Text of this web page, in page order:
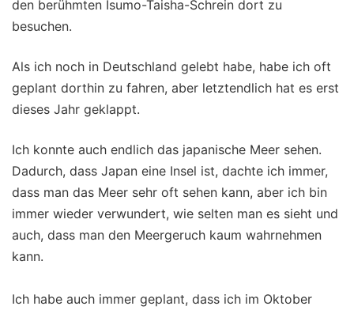
den berühmten Isumo-Taisha-Schrein dort zu
besuchen.
Als ich noch in Deutschland gelebt habe, habe ich oft
geplant dorthin zu fahren, aber letztendlich hat es erst
dieses Jahr geklappt.
Ich konnte auch endlich das japanische Meer sehen.
Dadurch, dass Japan eine Insel ist, dachte ich immer,
dass man das Meer sehr oft sehen kann, aber ich bin
immer wieder verwundert, wie selten man es sieht und
auch, dass man den Meergeruch kaum wahrnehmen
kann.
Ich habe auch immer geplant, dass ich im Oktober